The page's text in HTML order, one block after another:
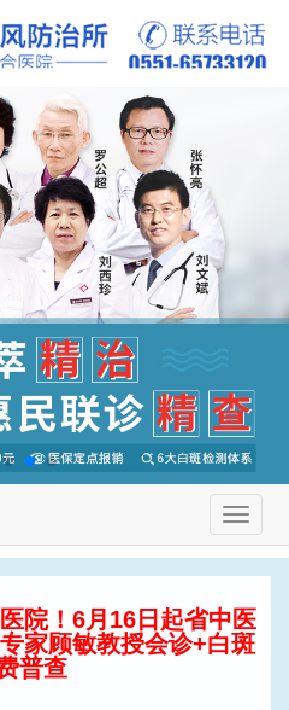
切
换
院！6月16日起省中医
家顾敏教授会诊+白斑
普查